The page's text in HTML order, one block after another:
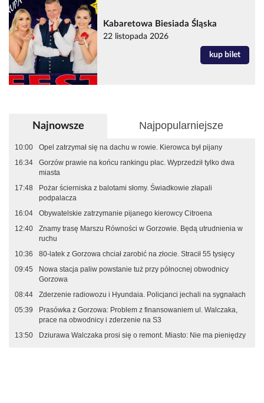
Kabaretowa Biesiada Śląska
22 listopada 2026
kup bilet
Najnowsze Najpopularniejsze
10:00
Opel zatrzymał się na dachu w rowie. Kierowca był pijany
16:34
Gorzów prawie na końcu rankingu płac. Wyprzedził tylko dwa
miasta
17:48
Pożar ścierniska z balotami słomy. Świadkowie złapali
podpalacza
16:04
Obywatelskie zatrzymanie pijanego kierowcy Citroena
12:40
Znamy trasę Marszu Równości w Gorzowie. Będą utrudnienia w
ruchu
10:36
80-latek z Gorzowa chciał zarobić na złocie. Stracił 55 tysięcy
09:45
Nowa stacja paliw powstanie tuż przy północnej obwodnicy
Gorzowa
08:44
Zderzenie radiowozu i Hyundaia. Policjanci jechali na sygnałach
05:39
Prasówka z Gorzowa: Problem z finansowaniem ul. Walczaka,
prace na obwodnicy i zderzenie na S3
13:50
Dziurawa Walczaka prosi się o remont. Miasto: Nie ma pieniędzy